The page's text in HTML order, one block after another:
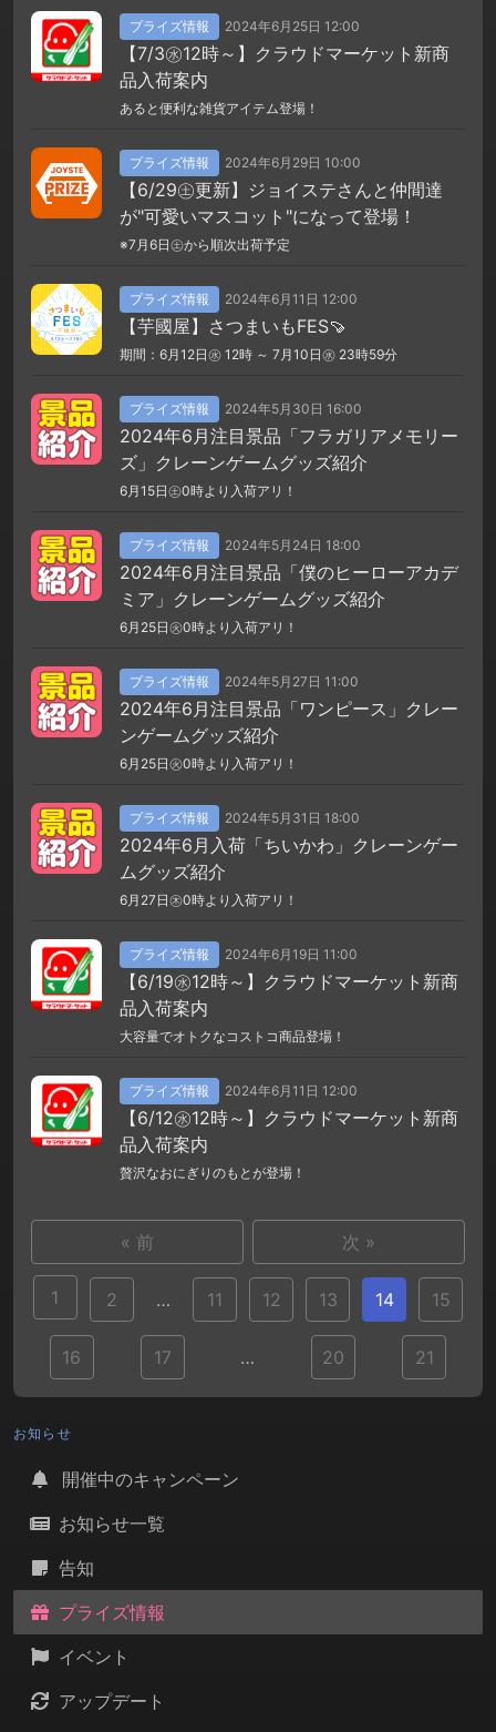
プライズ情報 2024年6月25日 12:00
【7/3㊌12時～】クラウドマーケット新商
品入荷案内
あると便利な雑貨アイテム登場！
プライズ情報 2024年6月29日 10:00
【6/29㊏更新】ジョイステさんと仲間達
が"可愛いマスコット"になって登場！
※7月6日㊏から順次出荷予定
プライズ情報 2024年6月11日 12:00
【芋國屋】さつまいもFES🍠
期間：6月12日㊌ 12時 ～ 7月10日㊌ 23時59分
プライズ情報 2024年5月30日 16:00
2024年6月注目景品「フラガリアメモリー
ズ」クレーンゲームグッズ紹介
6月15日㊏0時より入荷アリ！
プライズ情報 2024年5月24日 18:00
2024年6月注目景品「僕のヒーローアカデ
ミア」クレーンゲームグッズ紹介
6月25日㊋0時より入荷アリ！
プライズ情報 2024年5月27日 11:00
2024年6月注目景品「ワンピース」クレー
ンゲームグッズ紹介
6月25日㊋0時より入荷アリ！
プライズ情報 2024年5月31日 18:00
2024年6月入荷「ちいかわ」クレーンゲー
ムグッズ紹介
6月27日㊍0時より入荷アリ！
プライズ情報 2024年6月19日 11:00
【6/19㊌12時～】クラウドマーケット新商
品入荷案内
大容量でオトクなコストコ商品登場！
プライズ情報 2024年6月11日 12:00
【6/12㊌12時～】クラウドマーケット新商
品入荷案内
贅沢なおにぎりのもとが登場！
« 前 次 »
1 2 … 11 12 13 14 15
16 17 … 20 21
お知らせ
開催中のキャンペーン
お知らせ一覧
告知
プライズ情報
イベント
アップデート